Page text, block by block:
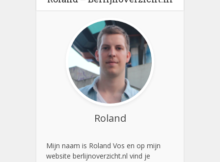
Roland
Mijn naam is Roland Vos en op mijn
website berlijnoverzicht.nl vind je